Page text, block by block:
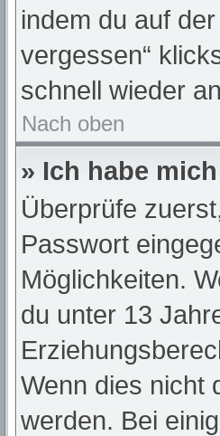
indem du auf
vergessen“
schnell wieder
Nach oben
» Ich habe
Überprüfe
Passwort
Möglichkeiten.
du unter 13
Wenn dies nicht
werden. Bei